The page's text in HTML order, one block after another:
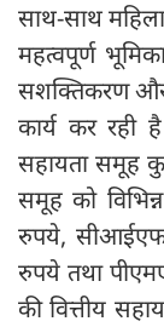
साथ-साथ
महत्वपूर्ण
सशक्तिकरण और
कार्य कर रही
सहायता समूह
समूह को
रुपये,
रुपये तथा
की वित्तीय